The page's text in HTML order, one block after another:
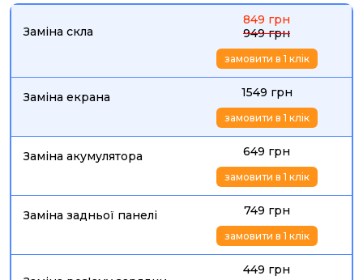
Заміна скла
849 грн
949 грн
замовити в 1 клік
Заміна екрана 1549 грн
замовити в 1 клік
Заміна акумулятора 649 грн
замовити в 1 клік
Заміна задньої панелі 749 грн
замовити в 1 клік
449 грн